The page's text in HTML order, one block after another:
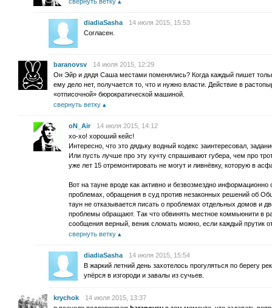
diadiaSasha
14 июля 2015, 15:53
Cогласен.
baranovsv
14 июля 2015, 12:29
Он Эйр и дядя Саша местами поменялись? Когда каждый пишет
ему дело нет, получается то, что и нужно власти. Действие в
«отписочной» бюрократической машиной.
свернуть ветку
oN_Air
14 июля 2015, 14:12
хо-хо! хороший кейс!
Интересно, что это дядьку водный кодекс заинтересовал,
Или пусть лучше про эту ху«ту спрашивают губера, чем про
уже лет 15 отремонтировать не могут и ливнёвку, которую в
Вот на тауне вроде как активно и безвозмездно информационно
проблемах, обращения в суд против незаконных решений об
таун не отказывается писать о проблемах отдельных домов и
проблемы обращают. Так что обвинять местное коммьюнити в
сообщения верный, веник сломать можно, если каждый прутик
свернуть ветку
diadiaSasha
14 июля 2015, 15:54
В жаркий летний день захотелось прогуляться по берегу
упёрся в изгороди и завалы из сучьев.
krychok
14 июля 2015, 13:37